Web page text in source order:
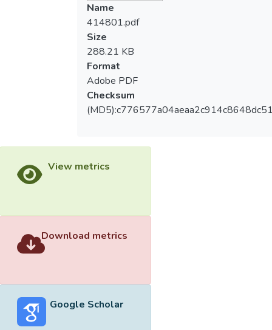
Name
414801.pdf
Size
288.21 KB
Format
Adobe PDF
Checksum
View metrics
Download metrics
Google Scholar